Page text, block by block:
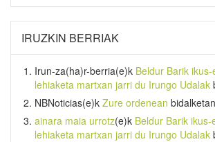
IRUZKIN BERRIAK
Irun-za(ha)r-berria(e)k Beldur Barik
lehiaketa martxan jarri du Irungo Udalak
NBNoticias(e)k Zure ordenean bidalketan
ainara maia urrotz(e)k Beldur Barik
lehiaketa martxan jarri du Irungo Udalak